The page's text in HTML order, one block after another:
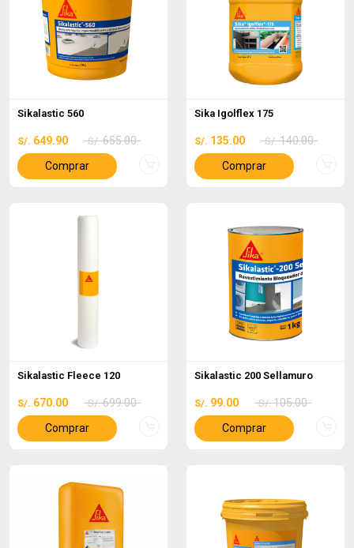
Sikalastic 560
S/. 649.90 S/.655.00
Comprar
Sika Igolflex 175
S/. 135.00 S/.140.00
Comprar
Sikalastic Fleece 120
S/. 670.00 S/.699.00
Comprar
Sikalastic 200 Sellamuro
S/. 99.00 S/.105.00
Comprar